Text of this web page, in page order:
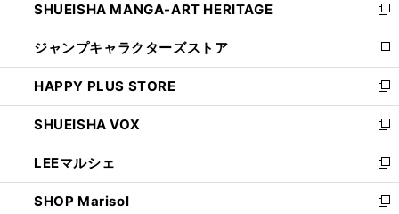
く
で
開
く
い
ウ
ィ
ン
ド
ウ
で
開
く
SHUEISHA MANGA-ART HERITAGE
新
し
い
ウ
ィ
ン
ド
ウ
で
開
く
ジャンプキャラクターズストア
新
し
い
ウ
ィ
ン
ド
ウ
で
HAPPY PLUS STORE
新
し
い
ウ
ィ
ン
ド
SHUEISHA VOX
新
し
い
ウ
ィ
LEEマルシェ
新
し
い
SHOP Marisol
新